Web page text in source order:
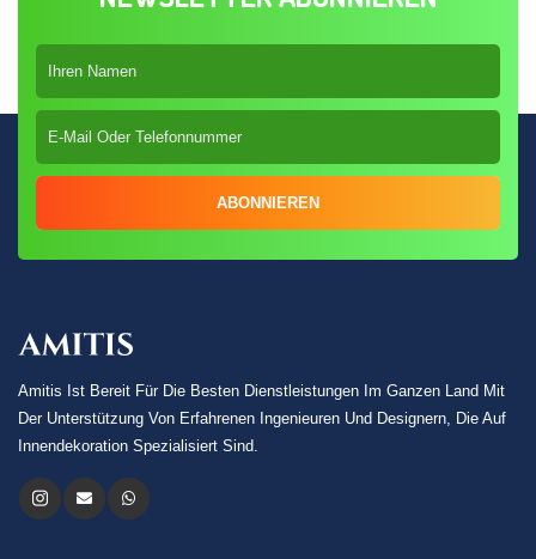
ABONNIEREN
Amitis Ist Bereit Für Die Besten Dienstleistungen Im Ganzen Land Mit
Der Unterstützung Von Erfahrenen Ingenieuren Und Designern, Die Auf
Innendekoration Spezialisiert Sind.